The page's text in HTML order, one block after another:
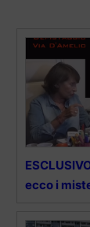
ecco i